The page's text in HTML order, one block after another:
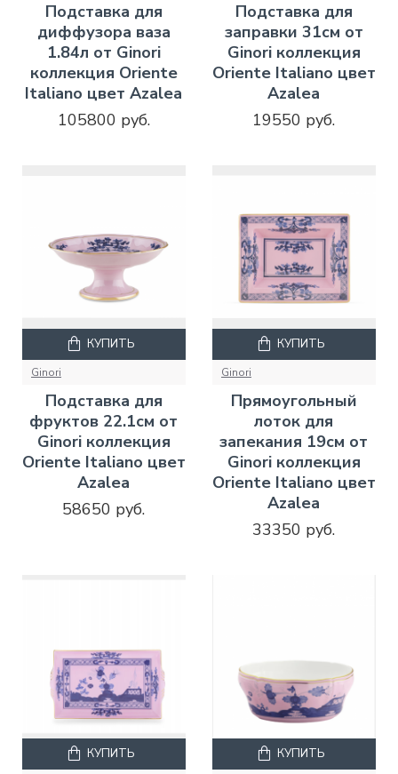
Подставка для
диффузора ваза
1.84л от Ginori
коллекция Oriente
Italiano цвет Azalea
105800 руб.
Подставка для
заправки 31см от
Ginori коллекция
Oriente Italiano цвет
Azalea
19550 руб.
Ginori
Подставка для
фруктов 22.1см от
Ginori коллекция
Oriente Italiano цвет
Azalea
58650 руб.
КУПИТЬ
Ginori
Прямоугольный
лоток для
запекания 19см от
Ginori коллекция
Oriente Italiano цвет
Azalea
33350 руб.
КУПИТЬ
КУПИТЬ КУПИТЬ